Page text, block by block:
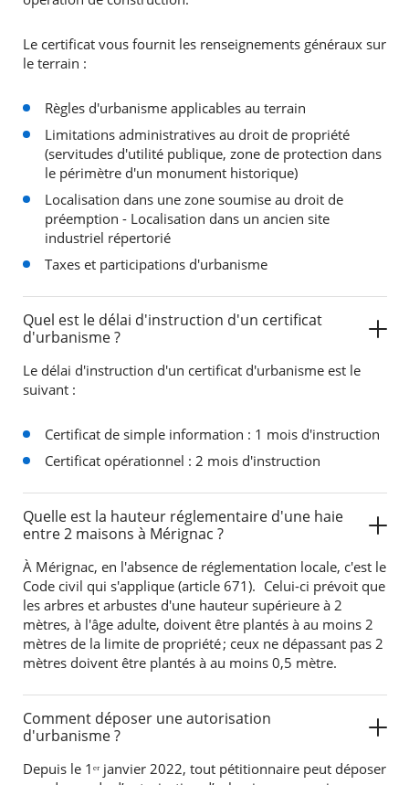
Le certificat vous fournit les renseignements généraux sur
le terrain :
Règles d'urbanisme applicables au terrain
Limitations administratives au droit de propriété
(servitudes d'utilité publique, zone de protection dans
le périmètre d'un monument historique)
Localisation dans une zone soumise au droit de
préemption - Localisation dans un ancien site
industriel répertorié
Taxes et participations d'urbanisme
Quel est le délai d'instruction d'un certificat
d'urbanisme ?
Le délai d'instruction d'un certificat d'urbanisme est le
suivant :
Certificat de simple information : 1 mois d'instruction
Certificat opérationnel : 2 mois d'instruction
Quelle est la hauteur réglementaire d'une haie
entre 2 maisons à Mérignac ?
À Mérignac, en l'absence de réglementation locale, c'est le
Code civil qui s'applique (article 671). Celui-ci prévoit que
les arbres et arbustes d'une hauteur supérieure à 2
mètres, à l'âge adulte, doivent être plantés à au moins 2
mètres de la limite de propriété ; ceux ne dépassant pas 2
mètres doivent être plantés à au moins 0,5 mètre.
Comment déposer une autorisation
d'urbanisme ?
Depuis le 1ᵉʳ janvier 2022, tout pétitionnaire peut déposer